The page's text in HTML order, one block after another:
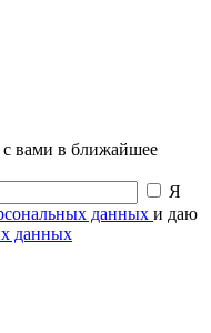
с вами в ближайшее
Я
данных и даю
данных